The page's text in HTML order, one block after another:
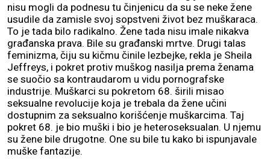
nisu mogli da podnesu tu činjenicu da su se neke žene
usudile da zamisle svoj sopstveni život bez muškaraca.
To je tada bilo radikalno. Žene tada nisu imale nikakva
građanska prava. Bile su građanski mrtve. Drugi talas
feminizma, čiju su kičmu činile lezbejke, rekla je Sheila
Jeffreys, i pokret protiv muškog nasilja prema ženama
se suočio sa kontraudarom u vidu pornografske
industrije. Muškarci su pokretom 68. širili misao
seksualne revolucije koja je trebala da žene učini
dostupnim za seksualno korišćenje muškarcima. Taj
pokret 68. je bio muški i bio je heteroseksualan. U njemu
su žene bile drugotne. One su bile tu kako bi ispunjavale
muške fantazije.